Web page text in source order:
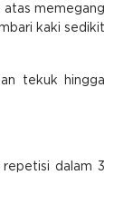
atas memegang
kaki sedikit
tekuk hingga
repetisi dalam 3